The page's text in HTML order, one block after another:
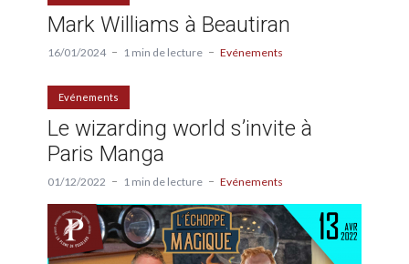
Mark Williams à Beautiran
16/01/2024 1 min de lecture Evénements
Evénements
Le wizarding world s’invite à
Paris Manga
01/12/2022 1 min de lecture Evénements